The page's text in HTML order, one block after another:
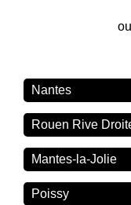
Nantes
Rouen Rive
Mantes-la-Jolie
Poissy